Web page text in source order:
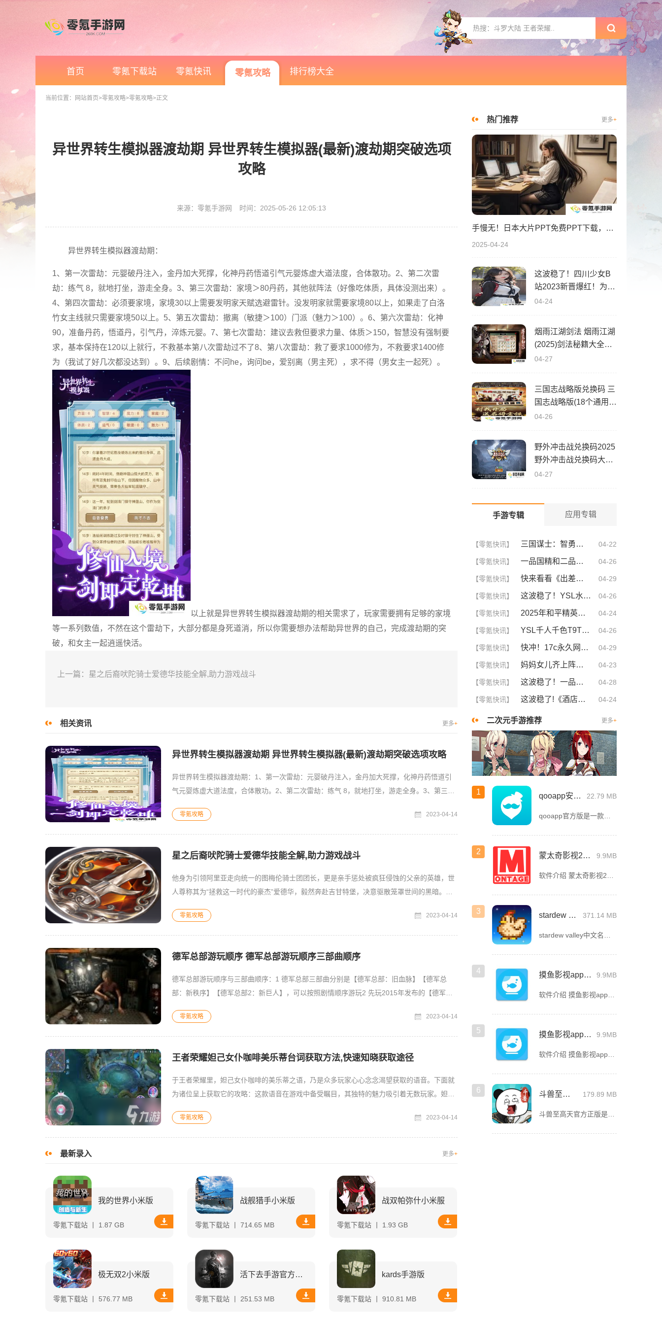
首页 零氪下载站 零氪快讯 零氪攻略 排行榜大全
当前位置： 网站首页>零氪攻略>零氪攻略>正文
异世界转生模拟器渡劫期 异世界转生模拟器(最新)渡劫期突破选项
攻略
来源：零氪手游网 时间：2025-05-26 12:05:13
异世界转生模拟器渡劫期：
1、第一次雷劫：元婴破丹注入，金丹加大死撑，化神丹药悟道引气元婴炼虚大道法度，合体散功。2、第二次雷
劫：练气 8，就地打坐，游走全身。3、第三次雷劫：家境＞80丹药，其他就阵法（好像吃体质，具体没测出来）。
4、第四次雷劫：必须要家境，家境30以上需要发明家天赋选避雷针。没发明家就需要家境80以上，如果走了白洛
竹女主线就只需要家境50以上。5、第五次雷劫：撤离（敏捷＞100）门派（魅力＞100）。6、第六次雷劫：化神
90，准备丹药，悟道丹，引气丹，淬炼元婴。7、第七次雷劫：建议去救但要求力量、体质＞150，智慧没有强制要
求，基本保持在120以上就行，不救基本第八次雷劫过不了8、第八次雷劫：救了要求1000修为，不救要求1400修
为（我试了好几次都没达到）。9、后续剧情：不问he，询问be，爱别离（男主死），求不得（男女主一起死）。
以上就是异世界转生模拟器渡劫期的相关需求了，玩家需要拥有足够的家境
等一系列数值，不然在这个雷劫下，大部分都是身死道消，所以你需要想办法帮助异世界的自己，完成渡劫期的突
破，和女主一起逍遥快活。
上一篇：星之后裔吠陀骑士爱德华技能全解,助力游戏战斗
相关资讯 更多+
异世界转生模拟器渡劫期 异世界转生模拟器(最新)渡劫期突破选项攻略
异世界转生模拟器渡劫期：1、第一次雷劫：元婴破丹注入，金丹加大死撑，化神丹药悟道引
气元婴炼虚大道法度，合体散功。2、第二次雷劫：练气 8，就地打坐，游走全身。3、第三次
零氪攻略 2023-04-14
星之后裔吠陀骑士爱德华技能全解,助力游戏战斗
他身为引领阿里亚走向统一的图梅伦骑士团团长，更是亲手惩处被疯狂侵蚀的父亲的英雄，世
人尊称其为“拯救这一时代的豪杰”爱德华，毅然奔赴吉甘特堡，决意驱散笼罩世间的黑暗。随
零氪攻略 2023-04-14
德军总部游玩顺序 德军总部游玩顺序三部曲顺序
德军总部游玩顺序与三部曲顺序：1 德军总部三部曲分别是【德军总部：旧血脉】【德军总
部：新秩序】【德军总部2：新巨人】，可以按照剧情顺序游玩2 先玩2015年发布的【德军总
零氪攻略 2023-04-14
王者荣耀妲己女仆咖啡美乐蒂台词获取方法,快速知晓获取途径
于王者荣耀里，妲己女仆咖啡的美乐蒂之语，乃是众多玩家心心念念渴望获取的语音。下面就
为诸位呈上获取它的攻略：这款语音在游戏中备受瞩目，其独特的魅力吸引着无数玩家。妲己
零氪攻略 2023-04-14
最新录入 更多+
我的世界小米版
零氪下载站 丨 1.87 GB
战舰猎手小米版
零氪下载站 丨 714.65 MB
战双帕弥什小米服
零氪下载站 丨 1.93 GB
极无双2小米版
零氪下载站 丨 576.77 MB
活下去手游官方正版
零氪下载站 丨 251.53 MB
kards手游版
零氪下载站 丨 910.81 MB
热门推荐 更多+
手慢无！日本大片PPT免费PPT下载，这波稳了！速来拿！
2025-04-24
这波稳了！四川少女B
站2023新晋爆红！为什
么她的内容这么吸睛？
04-24
烟雨江湖剑法 烟雨江湖
(2025)剑法秘籍大全获
得途径
04-27
三国志战略版兑换码 三
国志战略版(18个通用礼
包)兑换码2025最新有
04-26
野外冲击战兑换码2025
野外冲击战兑换码大全
(真实有效)
04-27
手游专辑 应用专辑
【零氪快讯】 三国谋士：智勇双全的幕后英雄 04-22
【零氪快讯】 一品国精和二品国精的文化意义！为何他们如此独特？你绝对不知道的深层背景 04-26
【零氪快讯】 快来看看《出差的日子》叶爱背后的深刻故事！竟然让人泪崩的原因 04-29
【零氪快讯】 这波稳了！YSL水蜜桃86满十八和88区别，背后暗藏的秘密你知道吗？ 04-26
【零氪快讯】 2025年和平精英CDKEY兑换码领取方法及使用技巧 04-24
【零氪快讯】 YSL千人千色T9T9T9T9T9MBA！揭秘背后的设计秘密，难怪网友都在疯传！ 04-26
【零氪快讯】 快冲！17c永久网名你不可不知的3大秘诀！| 成为网名大神的终极指南 04-29
【零氪快讯】 妈妈女儿齐上阵！这5大策略让你们关系更亲密，感情升温不可挡！ 04-23
【零氪快讯】 这波稳了！一品国精和二品国精的文化意义深度解析！谁懂啊 04-28
【零氪快讯】 这波稳了!《酒店激战》1-5集免费观看中文版，网友疯狂推荐！ 04-24
二次元手游推荐 更多+
1 qooapp安卓版 22.79 MB
2 蒙太奇影视2025最新版本下载 9.9MB
3 stardew valley手机版 371.14 MB
4 摸鱼影视app官方版下载安装 9.9MB
5 摸鱼影视app最新版下载 9.9MB
6 斗兽至高天 179.89 MB